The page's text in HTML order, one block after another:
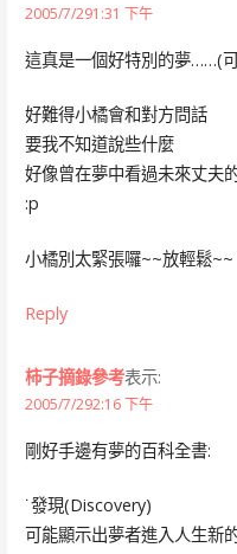
2005/7/291:31 下午
這真是一個好特別的夢……(
好難得小橘會和對方問話
要我不知道說些什麼
好像曾在夢中看過未來丈夫
:p
小橘別太緊張囉~~放輕鬆~~
Reply
柿子摘錄參考表示:
2005/7/292:16 下午
剛好手邊有夢的百科全書:
˙發現(Discovery)
可能顯示出夢者進入人生新